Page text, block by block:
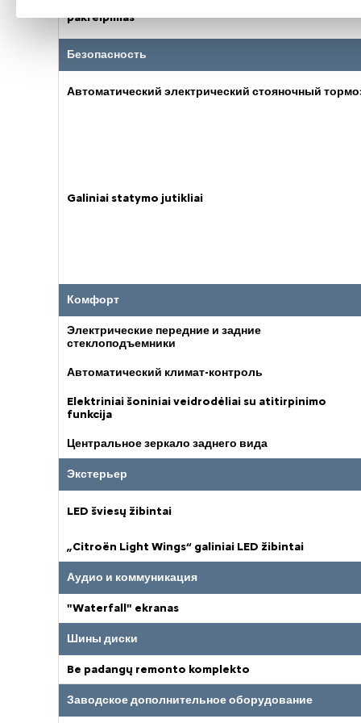
pakreipimas
Безопасность
Автоматический электрический стояночный
Galiniai statymo jutikliai
Комфорт
Электрические передние и задние
стеклоподъемники
Автоматический климат-контроль
Elektriniai šoniniai veidrodėliai su atitirpinimo
funkcija
Центральное зеркало заднего вида
Экстерьер
LED šviesų žibintai
„Citroën Light Wings“ galiniai LED žibintai
Аудио и коммуникация
"Waterfall" ekranas
Шины диски
Be padangų remonto komplekto
Заводское дополнительное оборудование